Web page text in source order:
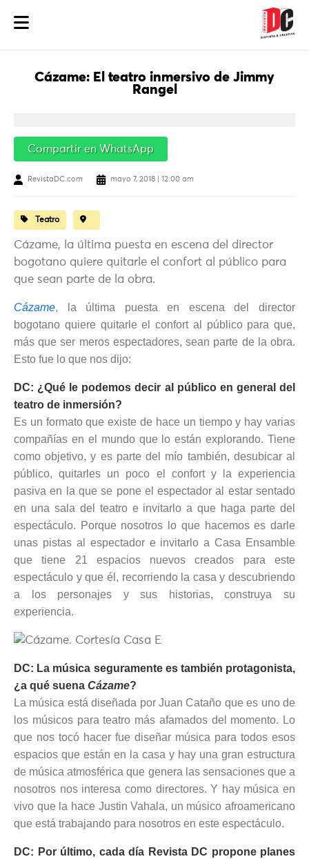
Cázame: El teatro inmersivo de Jimmy
Rangel
Compartir en WhatsApp
RevistaDC.com mayo 7, 2018 | 12:00 am
Teatro
Cázame, la última puesta en escena del director
bogotano quiere quitarle el confort al público para
que sean parte de la obra.
Cázame, la última puesta en escena del director
bogotano quiere quitarle el confort al público para que,
más que ser meros espectadores, sean parte de la obra.
Esto fue lo que nos dijo:
DC: ¿Qué le podemos decir al público en general del
teatro de inmersión?
Es un formato que existe de hace un tiempo y hay varias
compañías en el mundo que lo están explorando. Tiene
como objetivo, y es parte del mío también, desubicar al
público, quitarles un poco el confort y la experiencia
pasiva en la que se pone el espectador al estar sentado
en una sala del teatro e invitarlo a que haga parte del
espectáculo. Porque nosotros lo que hacemos es darle
unas pistas al espectador e invitarlo a Casa Ensamble
que tiene 21 espacios nuevos creados para este
espectáculo y que él, recorriendo la casa y descubriendo
a los personajes y sus historias, construya su
experiencia.
DC: La música seguramente es también protagonista,
¿a qué suena Cázame?
La música está diseñada por Juan Cataño que es uno de
los músicos para teatro más afamados del momento. Lo
que nos tocó hacer fue diseñar música para todos esos
espacios que están en la casa y hay una gran estructura
de música atmosférica que genera las sensaciones que a
nosotros nos interesa como directores. Y hay música en
vivo que la hace Justin Vahala, un músico afroamericano
que está trabajando para nosotros en este espectáculo.
DC: Por último, cada día Revista DC propone planes